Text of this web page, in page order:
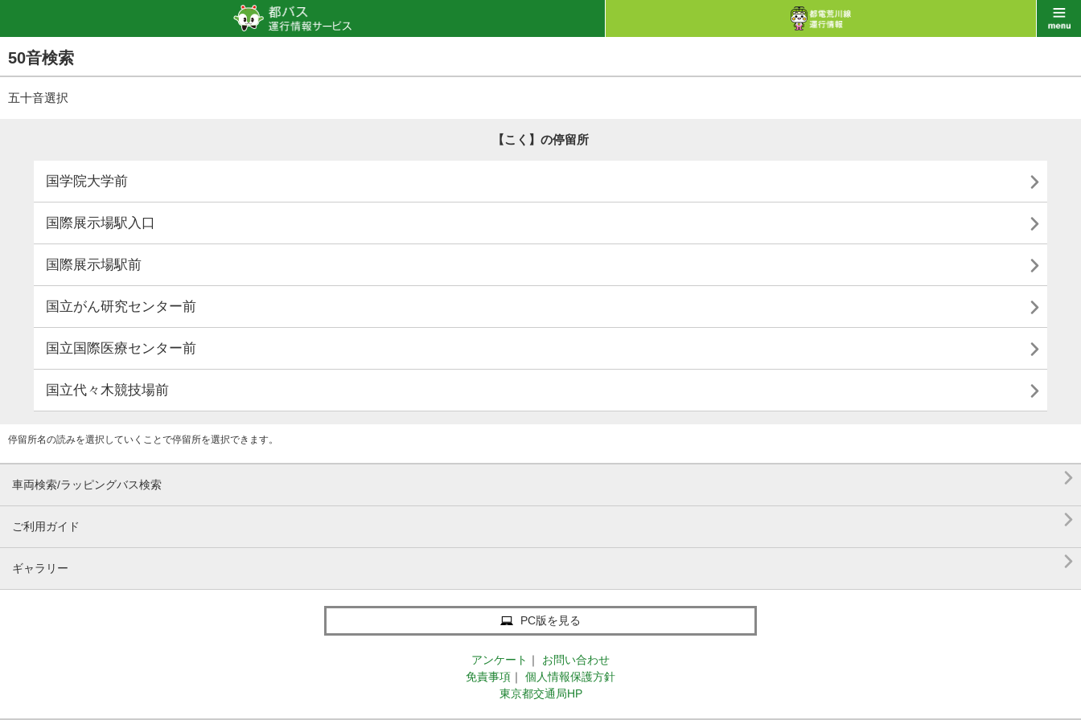
50音検索
五十音選択
【こく】の停留所
国学院大学前 
国際展示場駅入口 
国際展示場駅前 
国立がん研究センター前 
国立国際医療センター前 
国立代々木競技場前 
停留所名の読みを選択していくことで停留所を選択できます。
車両検索/ラッピングバス検索 
ご利用ガイド 
ギャラリー 
PC版を見る
アンケート ｜
お問い合わせ
免責事項 ｜
個人情報保護方針
東京都交通局HP